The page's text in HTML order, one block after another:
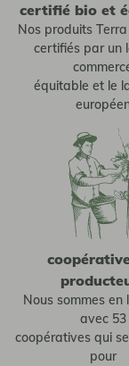
certifié bio et
Nos produits
certifiés par un
équitable et le
Nous sommes en
avec 53
coopératives qui
pour